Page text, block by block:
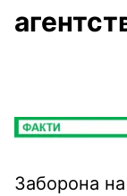
Заборона